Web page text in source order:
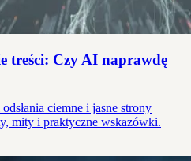
treści: Czy AI naprawdę
ciemne i jasne strony
mity i praktyczne wskazówki.